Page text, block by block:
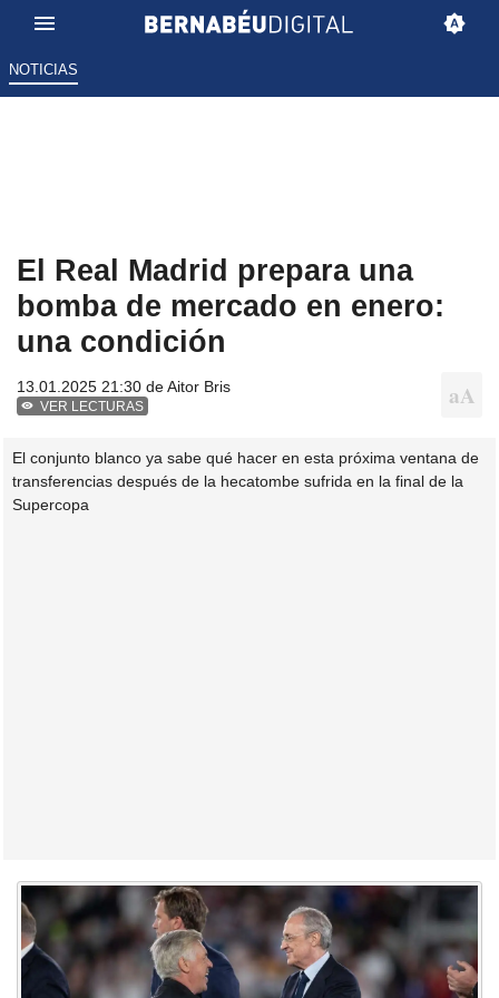
NOTICIAS
El Real Madrid prepara una
bomba de mercado en enero:
una condición
13.01.2025 21:30 deAitor Bris
VER LECTURAS
El conjunto blanco ya sabe qué hacer en esta próxima ventana de
transferencias después de la hecatombe sufrida en la final de la
Supercopa